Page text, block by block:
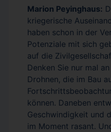
Marion Peyinghaus:
kriegerische
haben schon in der
Potenziale mit sich
auf die
Denken Sie nur mal
Drohnen, die im Bau
können. Daneben
Geschwindigkeit und
im Moment rasant.